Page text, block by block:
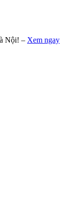
Nội! – Xem ngay